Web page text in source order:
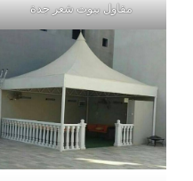
مقاول بيوت شعر جدة